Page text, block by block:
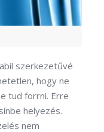
szerkezetűvé
hogy ne
tud forrni. Erre
helyezés.
nem